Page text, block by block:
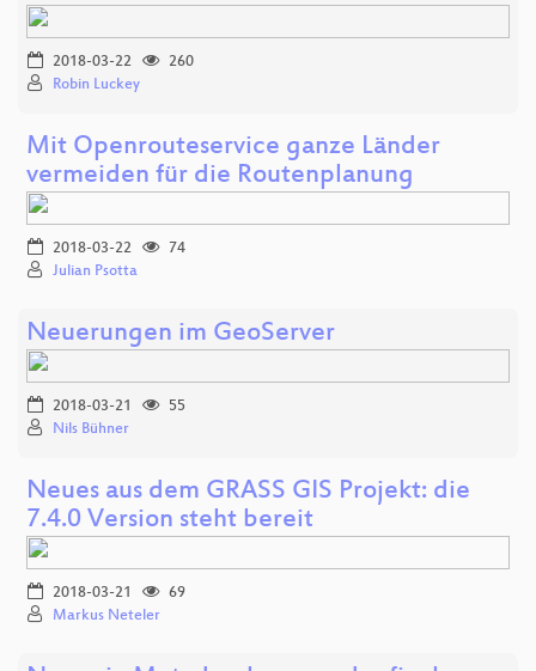
2018-03-22
260
Robin Luckey
Mit Openrouteservice ganze Länder
vermeiden für die Routenplanung
2018-03-22
74
Julian Psotta
Neuerungen im GeoServer
2018-03-21
55
Nils Bühner
Neues aus dem GRASS GIS Projekt: die
7.4.0 Version steht bereit
2018-03-21
69
Markus Neteler